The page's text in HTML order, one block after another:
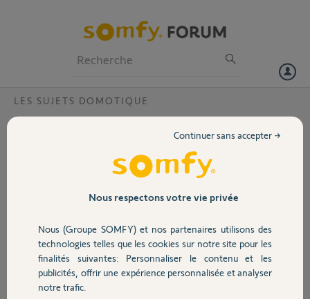
Volet
Sécurité
Domotique
LES SUJETS DOMOTIQUE
Appli Android Tahoma se ferme dès son
Il arrive de temps à autre que l'appli Tahoma (Android) se ferme toute
seule dès son ouverture. Tout rentre dans l'ordre après
ses scénarios, etc ...
Il m' été répondu une fois qu'il fallait effacer les buffers de l'appli.
D'autres ont-ils fait ce constat ?
Y-t-il moyen d'éviter ce dysfonctionnement, quand même
regrettable ?.
Merci.
Nous respectons votre vie privée
Nous (Groupe SOMFY) et nos partenaires utilisons des
technologies telles que les cookies sur notre site pour les
finalités suivantes: Personnaliser le contenu et les
publicités, offrir une expérience personnalisée et analyser
notre trafic.
Continuer sans accepter →